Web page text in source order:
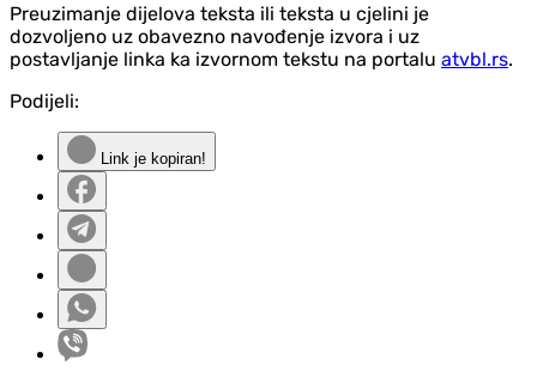
Preuzimanje dijelova teksta ili teksta u cjelini je
dozvoljeno uz obavezno navođenje izvora i uz
postavljanje linka ka izvornom tekstu na portalu atvbl.rs.
Podijeli:
Link je kopiran!